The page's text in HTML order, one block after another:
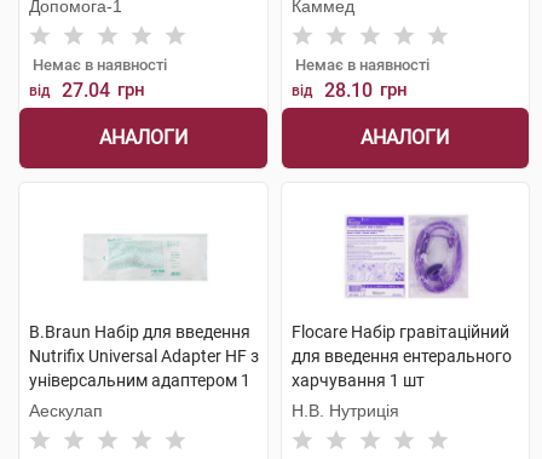
Допомога-1
Немає в наявності
від 27.04 грн
АНАЛОГИ
Каммед
Немає в наявності
від 28.10 грн
АНАЛОГИ
B.Braun Набір для введення
Nutrifix Universal Adapter HF з
універсальним адаптером 1
шт
Аескулап
Flocare Набір гравітаційний
для введення ентерального
харчування 1 шт
Н.В. Нутриція